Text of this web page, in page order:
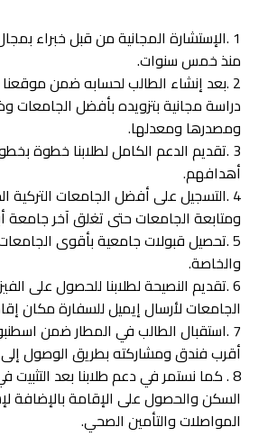
1 .الإستشارة المجانية من قبل خبراء
منذ خمس سنوات.
2 .بعد إنشاء الطالب لحسابه ضمن
دراسة مجانية بتزويده بأفضل
ومصدرها ومعدلها.
3 .تقديم الدعم الكامل لطلابنا خطوة
أهدافهم.
4 .التسجيل على أفضل الجامعات التركية
ومتابعة الجامعات حتى تغلق آخر جامعة
5 .تحصيل قبولات جامعية بأقوى
والخاصة.
6 .تقديم النصيحة لطلابنا للحصول على
الجامعات لأرسال إيميل للسفارة مكان
7 .استقبال الطالب في المطار ضمن
أقرب فندق ومشاركته بطريق الوصول
8 . كما نستمر في دعم طلابنا بعد التثبيت
السكن والحصول على الإقامة بالإضافة
المواصلات والتأمين الصحي.